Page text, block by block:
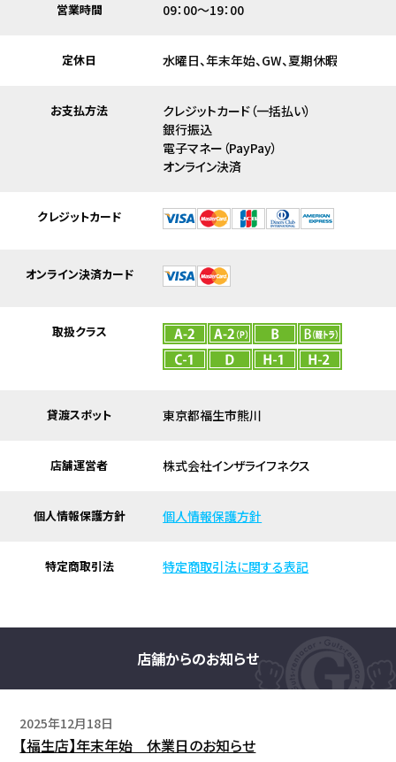
営業時間 09：00～19：00
定休日 水曜日、年末年始、GW、夏期休暇
お支払方法
クレジットカード（一括払い）
銀行振込
電子マネー（PayPay）
オンライン決済
クレジットカード
オンライン決済カード
取扱クラス
貸渡スポット 東京都福生市熊川
店舗運営者 株式会社インザライフネクス
個人情報保護方針 個人情報保護方針
特定商取引法 特定商取引法に関する表記
店舗からのお知らせ
2025年12月18日
【福生店】年末年始 休業日のお知らせ